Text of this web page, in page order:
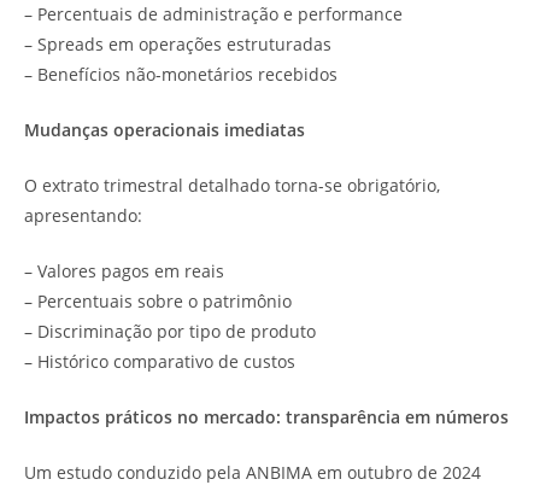
– Percentuais de administração e performance
– Spreads em operações estruturadas
– Benefícios não-monetários recebidos
Mudanças operacionais imediatas
O extrato trimestral detalhado torna-se obrigatório,
apresentando:
– Valores pagos em reais
– Percentuais sobre o patrimônio
– Discriminação por tipo de produto
– Histórico comparativo de custos
Impactos práticos no mercado: transparência em números
Um estudo conduzido pela ANBIMA em outubro de 2024